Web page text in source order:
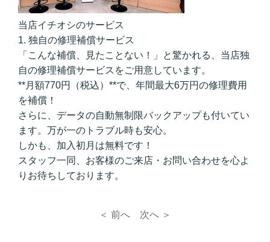
当店イチオシのサービス
1. 独自の修理補償サービス
「こんな補償、見たことない！」と驚かれる、当店独
自の修理補償サービスをご用意しています。
**月額770円（税込）**で、年間最大6万円の修理費用
を補償！
さらに、データの自動無制限バックアップも付いてい
ます。万が一のトラブル時も安心。
しかも、加入初月は無料です！
スタッフ一同、お客様のご来店・お問い合わせを心よ
りお待ちしております。
＜ 前へ 次へ ＞